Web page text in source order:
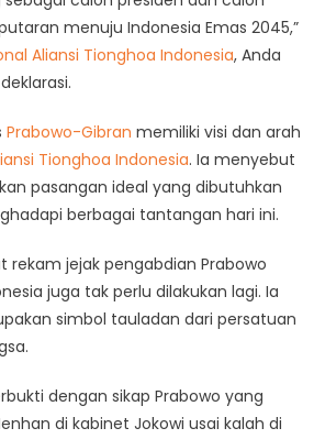
menuju Indonesia Emas 2045,”
Aliansi Tionghoa Indonesia, Anda
Prabowo-Gibran memiliki visi dan arah
Tionghoa Indonesia. Ia menyebut
pasangan ideal yang dibutuhkan
berbagai tantangan hari ini.
rekam jejak pengabdian Prabowo
juga tak perlu dilakukan lagi. Ia
simbol tauladan dari persatuan
dengan sikap Prabowo yang
di kabinet Jokowi usai kalah di